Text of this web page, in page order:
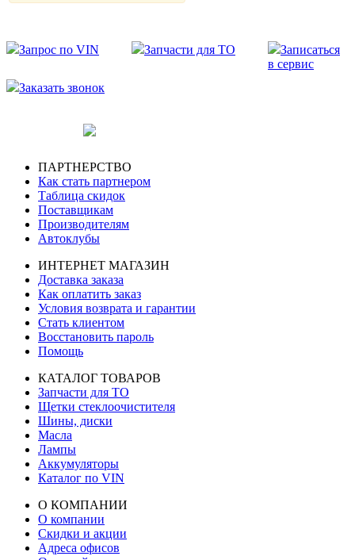
Запрос по VIN Запчасти для ТО
Записаться
в сервис
Заказать звонок
ПАРТНЕРСТВО
Как стать партнером
Таблица скидок
Поставщикам
Производителям
Автоклубы
ИНТЕРНЕТ МАГАЗИН
Доставка заказа
Как оплатить заказ
Условия возврата и гарантии
Стать клиентом
Восстановить пароль
Помощь
КАТАЛОГ ТОВАРОВ
Запчасти для ТО
Щетки стеклоочистителя
Шины, диски
Масла
Лампы
Аккумуляторы
Каталог по VIN
О КОМПАНИИ
О компании
Скидки и акции
Адреса офисов